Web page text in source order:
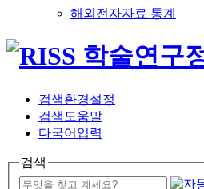
해외전자자료 통계
검색환경설정
검색도움말
다국어입력
검색